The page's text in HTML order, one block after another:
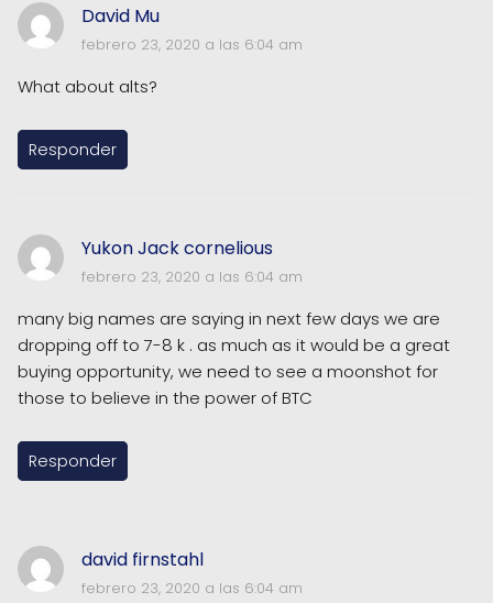
David Mu
febrero 23, 2020 a las 6:04 am
What about alts?
Responder
Yukon Jack cornelious
febrero 23, 2020 a las 6:04 am
many big names are saying in next few days we are
dropping off to 7-8 k . as much as it would be a great
buying opportunity, we need to see a moonshot for
those to believe in the power of BTC
Responder
david firnstahl
febrero 23, 2020 a las 6:04 am